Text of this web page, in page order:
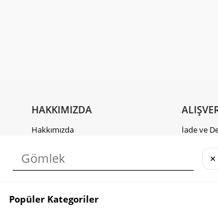
HAKKIMIZDA
Hakkımızda
KVKK Hakkında Bilgilendirme
İletişim
Instagram
İade ve
Mesafeli
Kargo
✕
Popüler Kategoriler